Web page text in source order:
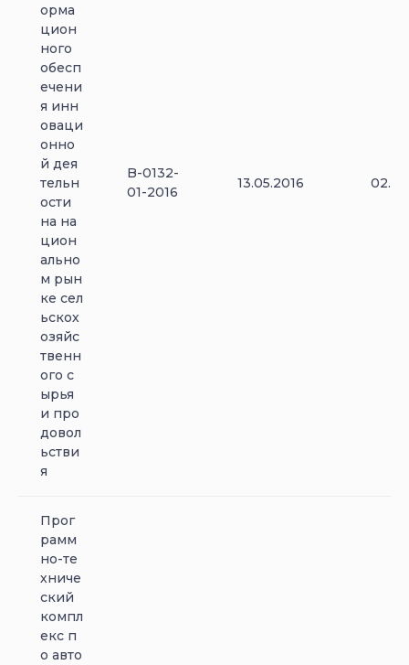
орма
цион
ного
обесп
ечени
я инн
оваци
онно
й дея
тельн
ости
на на
цион
ально
м рын
ке сел
ьскох
озяйс
твенн
ого с
ырья
и про
довол
ьстви
я
B-0132-
01-2016
13.05.2016
Прог
рамм
но-те
хниче
ский
компл
екс п
о авто